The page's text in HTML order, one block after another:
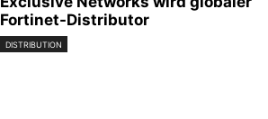
Fortinet-Distributor
DISTRIBUTION